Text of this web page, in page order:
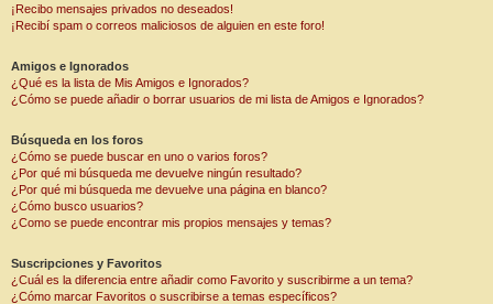
¡Recibo mensajes privados no deseados!
¡Recibí spam o correos maliciosos de alguien en este foro!
Amigos e Ignorados
¿Qué es la lista de Mis Amigos e Ignorados?
¿Cómo se puede añadir o borrar usuarios de mi lista de Amigos e Ignorados?
Búsqueda en los foros
¿Cómo se puede buscar en uno o varios foros?
¿Por qué mi búsqueda me devuelve ningún resultado?
¿Por qué mi búsqueda me devuelve una página en blanco?
¿Cómo busco usuarios?
¿Como se puede encontrar mis propios mensajes y temas?
Suscripciones y Favoritos
¿Cuál es la diferencia entre añadir como Favorito y suscribirme a un tema?
¿Cómo marcar Favoritos o suscribirse a temas específicos?